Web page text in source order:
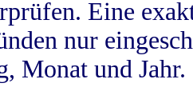
Eine
nur
Monat und Jahr.